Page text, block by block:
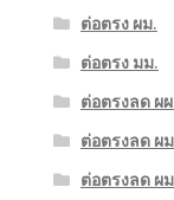
ต่อตรง ผม.
ต่อตรง มม.
ต่อตรงลด ผ
ต่อตรงลด ผ
ต่อตรงลด ผ